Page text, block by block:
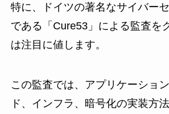
特に、ドイツの著名なサイバー
である「Cure53」による監査を
は注目に値します。
この監査では、アプリケーショ
ド、インフラ、暗号化の実装方